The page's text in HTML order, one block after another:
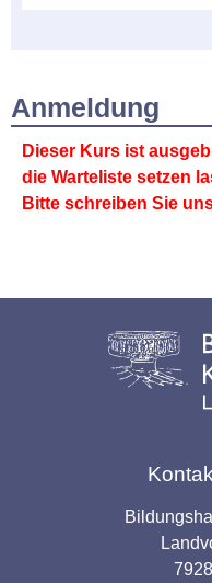
Anmeldung
Dieser Kurs ist
die Warteliste setzen
Bitte schreiben Sie